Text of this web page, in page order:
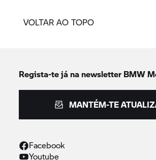
VOLTAR AO TOPO
Regista-te já na newsletterBMW
MANTÉM-TE
Facebook
Youtube